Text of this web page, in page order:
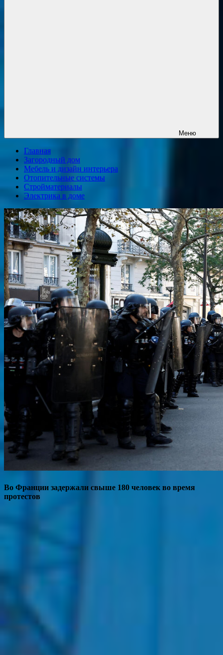
Меню
Главная
Загородный дом
Мебель и дизайн интерьера
Отопительные системы
Стройматериалы
Электрика в доме
Во Франции задержали свыше 180 человек во время
протестов